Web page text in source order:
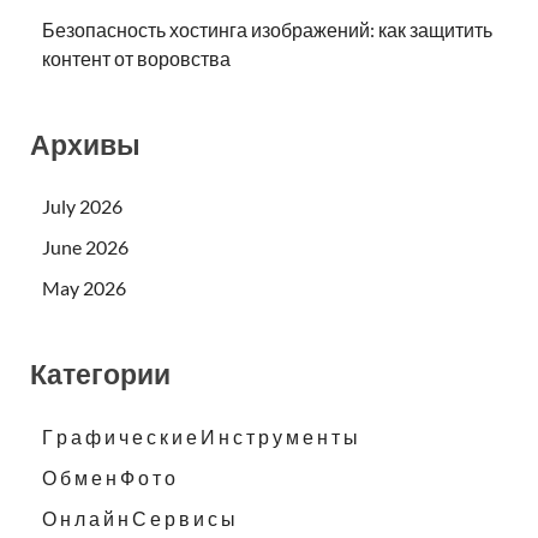
Безопасность хостинга изображений: как защитить
контент от воровства
Архивы
July 2026
June 2026
May 2026
Категории
Г р а ф и ч е с к и е И н с т р у м е н т ы
О б м е н Ф о т о
О н л а й н С е р в и с ы